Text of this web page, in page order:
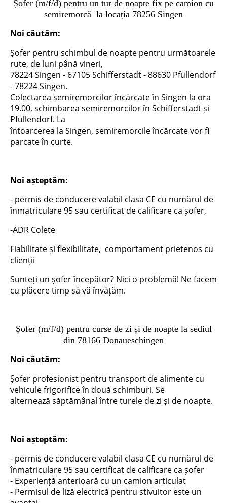
Șofer (m/f/d) pentru un tur de noapte fix pe camion cu
semiremorcă la locația 78256 Singen
Noi căutăm:
Șofer pentru schimbul de noapte pentru următoarele
rute, de luni până vineri,
78224 Singen - 67105 Schifferstadt - 88630 Pfullendorf
- 78224 Singen.
Colectarea semiremorcilor încărcate în Singen la ora
19.00, schimbarea semiremorcilor în Schifferstadt și
Pfullendorf. La
întoarcerea la Singen, semiremorcile încărcate vor fi
parcate în curte.
Noi așteptăm:
- permis de conducere valabil clasa CE cu numărul de
înmatriculare 95 sau certificat de calificare ca șofer,
-ADR Colete
Fiabilitate și flexibilitate, comportament prietenos cu
clienții
Sunteți un șofer începător? Nici o problemă! Ne facem
cu plăcere timp să vă învățăm.
Șofer (m/f/d) pentru curse de zi și de noapte la sediul
din 78166 Donaueschingen
Noi căutăm:
Șofer profesionist pentru transport de alimente cu
vehicule frigorifice în două schimburi. Se
alternează săptămânal între turele de zi și de noapte.
Noi așteptăm:
- permis de conducere valabil clasa CE cu numărul de
înmatriculare 95 sau certificat de calificare ca șofer
- Experiență anterioară cu un camion articulat
- Permisul de liză electrică pentru stivuitor este un